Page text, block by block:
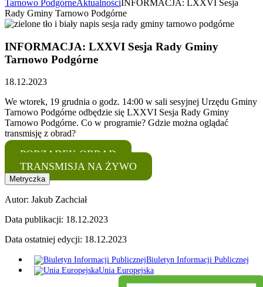
Tarnowo PodgórneAktualnościINFORMACJA: LXXVI Sesja
Rady Gminy Tarnowo Podgórne
INFORMACJA: LXXVI Sesja Rady Gminy
Tarnowo Podgórne
18.12.2023
We wtorek, 19 grudnia o godz. 14:00 w sali sesyjnej Urzędu Gminy
Tarnowo Podgórne odbędzie się LXXVI Sesja Rady Gminy
Tarnowo Podgórne. Co w programie? Gdzie można oglądać
transmisję z obrad?
PORZĄDEK OBRAD
TRANSMISJA NA ŻYWO
Metryczka
Autor: Jakub Zachciał
Data publikacji: 18.12.2023
Data ostatniej edycji: 18.12.2023
Biuletyn Informacji Publicznej
Unia Europejska